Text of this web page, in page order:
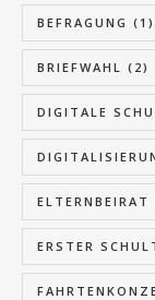
BEFRAGUNG (1)
BRIEFWAHL (2)
DIGITALE
ELTERNBEIRAT
ERSTER